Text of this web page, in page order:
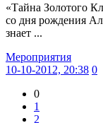
«Тайна Золотого
со дня рождения
знает ...
Мероприятия
10-10-2012, 20:38 0
0
1
2